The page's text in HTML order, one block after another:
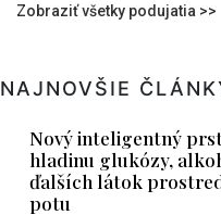
Zobraziť všetky podujatia >>
NAJNOVŠIE
Nový inteligentný
hladinu glukózy,
ďalších látok
potu